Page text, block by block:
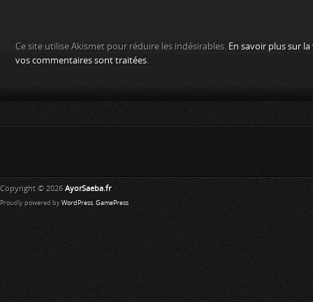
Ce site utilise Akismet pour réduire les indésirables. En savoir plus sur
vos commentaires sont traitées.
Copyright © 2026 AyorSaeba.fr
Proudly powered by WordPress. GamePress